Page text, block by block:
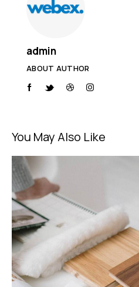
admin
ABOUT AUTHOR
You May Also Like